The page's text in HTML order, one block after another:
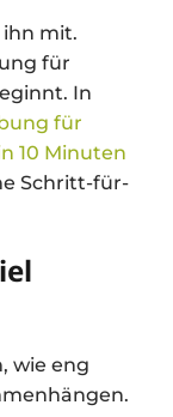
ihn mit.
für
In
für
10 Minuten
Schritt-für-
wie eng